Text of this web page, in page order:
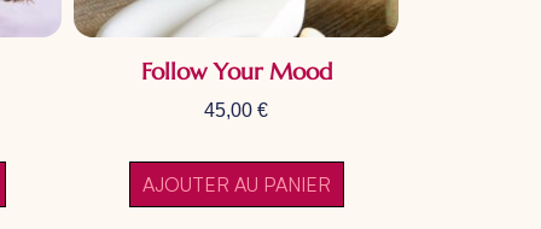
Follow Your Mood
45,00€
AJOUTER AU PANIER